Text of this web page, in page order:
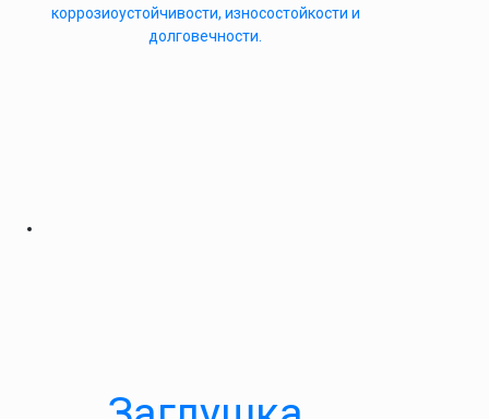
коррозиоустойчивости, износостойкости и
долговечности.